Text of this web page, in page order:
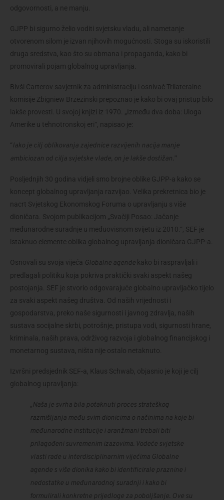
odgovornosti, a ne manju.
GJPP bi sigurno želio voditi svjetsku vladu, ali nametanje
otvorenom silom je izvan njihovih mogućnosti. Stoga su iskoristili
druga sredstva, kao što su obmana i propaganda, kako bi
promovirali pojam globalnog upravljanja.
Bivši Carterov savjetnik za administraciju i osnivač Trilateralne
komisije Zbigniew Brzezinski prepoznao je kako bi ovaj pristup bilo
lakše provesti. U svojoj knjizi iz 1970. „Između dva doba: Uloga
Amerike u tehnotronskoj eri“, napisao je:
“Iako je cilj oblikovanja zajednice razvijenih nacija manje
ambiciozan od cilja svjetske vlade, on je lakše dostižan.”
Posljednjih 30 godina vidjeli smo brojne oblike GJPP-a kako se
koncept globalnog upravljanja razvijao. Velika prekretnica bio je
nacrt Svjetskog Ekonomskog Foruma o upravljanju s više
dioničara. Svojom publikacijom „Svačiji Posao: Jačanje
međunarodne suradnje u međuovisnom svijetu iz 2010.“, SEF je
istaknuo elemente oblika globalnog upravljanja dioničara GJPP-a.
Osnovali su svoja vijeća Globalne agende kako bi raspravljali i
predlagali politiku koja pokriva praktički svaki aspekt našeg
postojanja. SEF je stvorio odgovarajuće globalno upravljačko tijelo
za svaki aspekt našeg društva. Od naših vrijednosti i
gospodarstva, preko naše sigurnosti i javnog zdravlja, naših
sustava socijalne skrbi, potrošnje, pristupa vodi, sigurnosti hrane,
kriminala, naših prava, održivog razvoja i globalnog financijskog i
monetarnog sustava, ništa nije ostalo netaknuto.
Izvršni predsjednik SEF-a, Klaus Schwab, objasnio je koji je cilj
globalnog upravljanja:
„Naša je svrha bila potaknuti proces strateškog
razmišljanja među svim dionicima o načinima na koje bi
međunarodne institucije i aranžmani trebali biti
prilagođeni suvremenim izazovima. Vodeće svjetske
vlasti rade u interdisciplinarnim vijećima Globalne
agende s više dionika kako bi identificirale praznine i
nedostatke u međunarodnoj suradnji i kako bi
formulirali konkretne prijedloge za poboljšanje. Ove su